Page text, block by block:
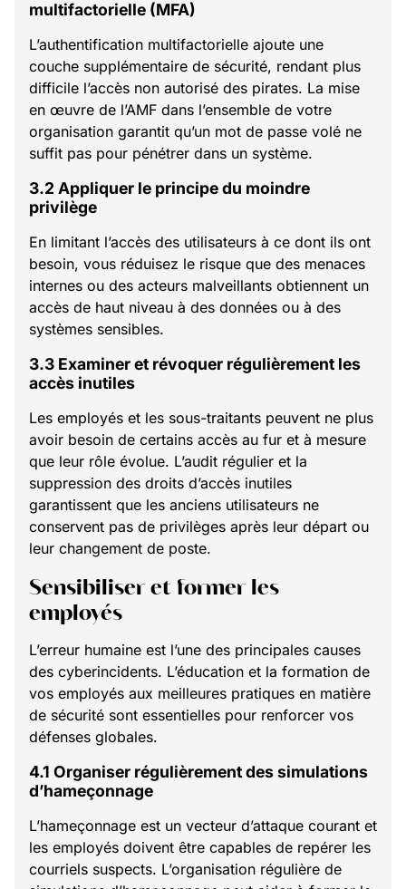
multifactorielle (MFA)
L’authentification multifactorielle ajoute une
couche supplémentaire de sécurité, rendant plus
difficile l’accès non autorisé des pirates. La mise
en œuvre de l’AMF dans l’ensemble de votre
organisation garantit qu’un mot de passe volé ne
suffit pas pour pénétrer dans un système.
3.2 Appliquer le principe du moindre
privilège
En limitant l’accès des utilisateurs à ce dont ils ont
besoin, vous réduisez le risque que des menaces
internes ou des acteurs malveillants obtiennent un
accès de haut niveau à des données ou à des
systèmes sensibles.
3.3 Examiner et révoquer régulièrement les
accès inutiles
Les employés et les sous-traitants peuvent ne plus
avoir besoin de certains accès au fur et à mesure
que leur rôle évolue. L’audit régulier et la
suppression des droits d’accès inutiles
garantissent que les anciens utilisateurs ne
conservent pas de privilèges après leur départ ou
leur changement de poste.
Sensibiliser et former les
employés
L’erreur humaine est l’une des principales causes
des cyberincidents. L’éducation et la formation de
vos employés aux meilleures pratiques en matière
de sécurité sont essentielles pour renforcer vos
défenses globales.
4.1 Organiser régulièrement des simulations
d’hameçonnage
L’hameçonnage est un vecteur d’attaque courant et
les employés doivent être capables de repérer les
courriels suspects. L’organisation régulière de